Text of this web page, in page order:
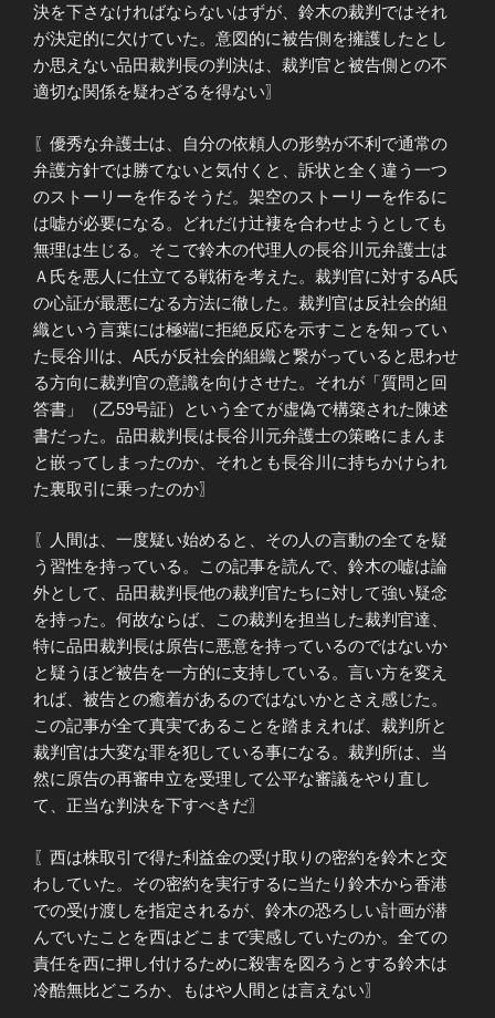
決を下さなければならないはずが、鈴木の裁判ではそれ
が決定的に欠けていた。意図的に被告側を擁護したとし
か思えない品田裁判長の判決は、裁判官と被告側との不
適切な関係を疑わざるを得ない〗
〖優秀な弁護士は、自分の依頼人の形勢が不利で通常の
弁護方針では勝てないと気付くと、訴状と全く違う一つ
のストーリーを作るそうだ。架空のストーリーを作るに
は嘘が必要になる。どれだけ辻褄を合わせようとしても
無理は生じる。そこで鈴木の代理人の長谷川元弁護士は
Ａ氏を悪人に仕立てる戦術を考えた。裁判官に対するA氏
の心証が最悪になる方法に徹した。裁判官は反社会的組
織という言葉には極端に拒絶反応を示すことを知ってい
た長谷川は、A氏が反社会的組織と繋がっていると思わせ
る方向に裁判官の意識を向けさせた。それが「質問と回
答書」（乙59号証）という全てが虚偽で構築された陳述
書だった。品田裁判長は長谷川元弁護士の策略にまんま
と嵌ってしまったのか、それとも長谷川に持ちかけられ
た裏取引に乗ったのか〗
〖人間は、一度疑い始めると、その人の言動の全てを疑
う習性を持っている。この記事を読んで、鈴木の嘘は論
外として、品田裁判長他の裁判官たちに対して強い疑念
を持った。何故ならば、この裁判を担当した裁判官達、
特に品田裁判長は原告に悪意を持っているのではないか
と疑うほど被告を一方的に支持している。言い方を変え
れば、被告との癒着があるのではないかとさえ感じた。
この記事が全て真実であることを踏まえれば、裁判所と
裁判官は大変な罪を犯している事になる。裁判所は、当
然に原告の再審申立を受理して公平な審議をやり直し
て、正当な判決を下すべきだ〗
〖西は株取引で得た利益金の受け取りの密約を鈴木と交
わしていた。その密約を実行するに当たり鈴木から香港
での受け渡しを指定されるが、鈴木の恐ろしい計画が潜
んでいたことを西はどこまで実感していたのか。全ての
責任を西に押し付けるために殺害を図ろうとする鈴木は
冷酷無比どころか、もはや人間とは言えない〗